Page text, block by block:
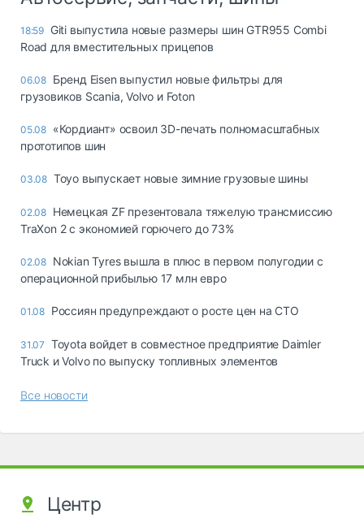
18:59 Giti выпустила новые размеры шин GTR955 Combi
Road для вместительных прицепов
06.08 Бренд Eisen выпустил новые фильтры для
грузовиков Scania, Volvo и Foton
05.08 «Кордиант» освоил 3D-печать полномасштабных
прототипов шин
03.08 Toyo выпускает новые зимние грузовые шины
02.08 Немецкая ZF презентовала тяжелую трансмиссию
TraXon 2 с экономией горючего до 73%
02.08 Nokian Tyres вышла в плюс в первом полугодии с
операционной прибылью 17 млн евро
01.08 Россиян предупреждают о росте цен на СТО
31.07 Toyota войдет в совместное предприятие Daimler
Truck и Volvo по выпуску топливных элементов
Все новости
Центр